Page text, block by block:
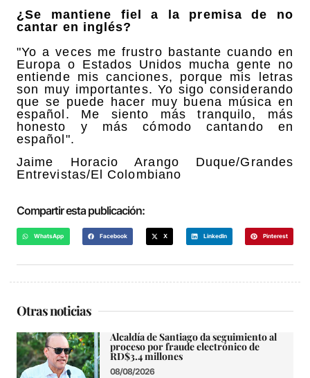
¿Se mantiene fiel a la premisa de no
cantar en inglés?
"Yo a veces me frustro bastante cuando en
Europa o Estados Unidos mucha gente no
entiende mis canciones, porque mis letras
son muy importantes. Yo sigo considerando
que se puede hacer muy buena música en
español. Me siento más tranquilo, más
honesto y más cómodo cantando en
español".
Jaime Horacio Arango Duque/Grandes
Entrevistas/El Colombiano
Compartir esta publicación:
WhatsApp Facebook X LinkedIn Pinterest
Otras noticias
Alcaldía de Santiago da seguimiento al
proceso por fraude electrónico de
RD$3.4 millones
08/08/2026